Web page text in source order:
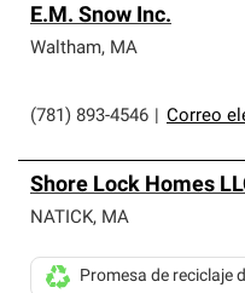
E.M. Snow Inc.
Waltham, MA
(781) 893-4546 Correo
Shore Lock Homes
NATICK, MA
Promesa de reciclaje